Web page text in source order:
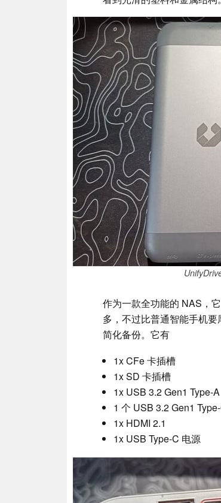
作为一款全功能的 NAS，
多，不过比普通智能手机
简化备份。它有
1x CFe 卡插槽
1x SD 卡插槽
1x USB 3.2 Gen1 Type-A
1 个 USB 3.2 Gen1
1x HDMI 2.1
1x USB Type-C 电源